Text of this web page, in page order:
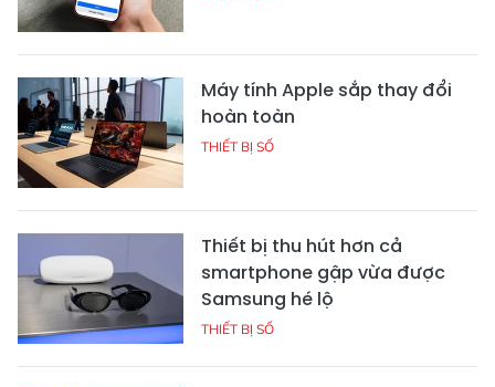
Máy tính Apple sắp thay đổi
hoàn toàn
THIẾT BỊ SỐ
Thiết bị thu hút hơn cả
smartphone gập vừa được
Samsung hé lộ
THIẾT BỊ SỐ